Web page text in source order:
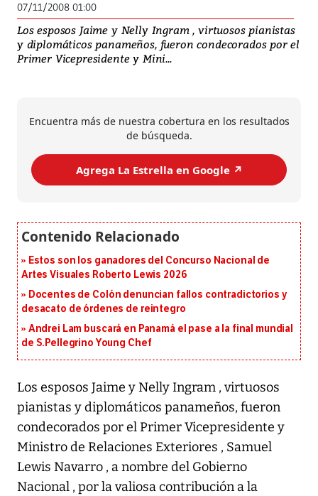
07/11/2008 01:00
Los esposos Jaime y Nelly Ingram , virtuosos pianistas
y diplomáticos panameños, fueron condecorados por el
Primer Vicepresidente y Mini...
Encuentra más de nuestra cobertura en los resultados
de búsqueda.
Agrega La Estrella en Google ↗️
Estos son los ganadores del Concurso Nacional de
Artes Visuales Roberto Lewis 2026
Docentes de Colón denuncian fallos contradictorios y
desacato de órdenes de reintegro
Andrei Lam buscará en Panamá el pase a la final mundial
de S.Pellegrino Young Chef
Los esposos Jaime y Nelly Ingram , virtuosos
pianistas y diplomáticos panameños, fueron
condecorados por el Primer Vicepresidente y
Ministro de Relaciones Exteriores , Samuel
Lewis Navarro , a nombre del Gobierno
Nacional , por la valiosa contribución a la